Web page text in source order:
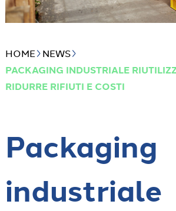
HOME NEWS
PACKAGING INDUSTRIALE
RIDURRE RIFIUTI E COSTI
Packaging
industriale